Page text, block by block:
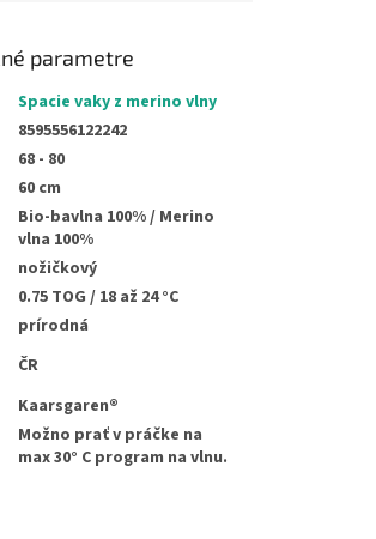
parametre
Spacie vaky z merino vlny
8595556122242
68 - 80
60 cm
Bio-bavlna 100% / Merino
vlna 100%
nožičkový
0.75 TOG / 18 až 24 °C
prírodná
ČR
Kaarsgaren®
Možno prať v práčke na
max 30° C program na vlnu.